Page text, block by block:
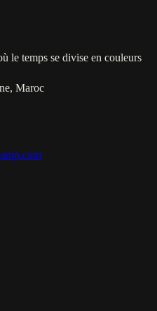
le temps se divise en couleurs
Maroc